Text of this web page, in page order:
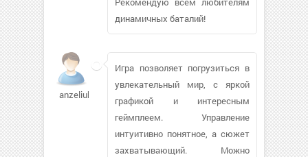
динамичных баталий!
anzeliuk911
Игра позволяет погрузиться в
увлекательный мир, с яркой
графикой и интересным
геймплеем. Управление
интуитивно понятное, а сюжет
захватывающий. Можно